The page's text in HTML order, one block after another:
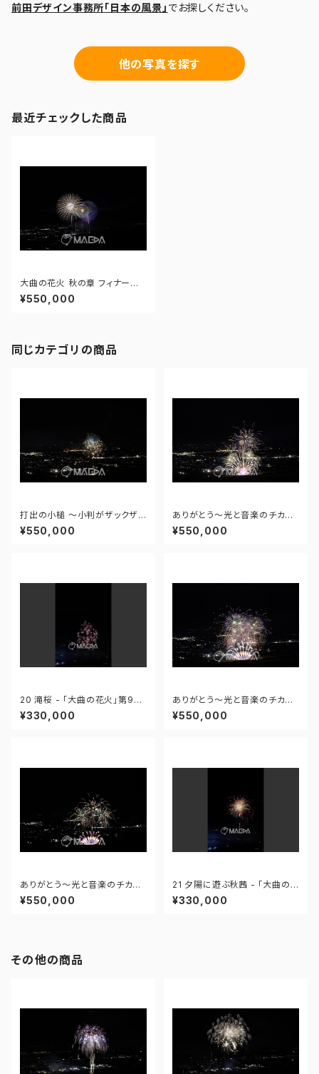
前田デザイン事務所「日本の風景」 でお探しください。
他の写真を探す
最近チェックした商品
大曲の花火 秋の章 フィナーレ
花火 - 172964665556257
¥550,000
同じカテゴリの商品
打出の小槌 ～小判がザックザク
～ - 大曲の花火―春の章―「新
作花火コレクション2024 世界
¥550,000
ありがとう～光と音楽のチカラ
～ - 大曲の花火―春の章―「新
作花火コレクション2024 世界
¥550,000
20 滝桜 - 「大曲の花火」第96
回全国花火競技大会 - 172558
419995110
¥330,000
ありがとう～光と音楽のチカラ
～ - 大曲の花火―春の章―「新
作花火コレクション2024 世界
¥550,000
ありがとう～光と音楽のチカラ
～ - 大曲の花火―春の章―「新
作花火コレクション2024 世界
¥550,000
21 夕陽に遊ぶ秋茜 - 「大曲の
花火」第96回全国花火競技大会
- 172558419949425
¥330,000
その他の商品